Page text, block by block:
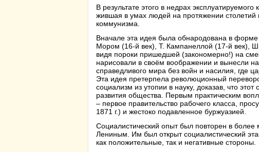
В результате этого в недрах
жившая в умах людей на протяжении столетий
коммунизма.
Вначале эта идея была обнародована в
Мором (16-й век), Т. Кампанеллой (17-й век),
видя пороки пришедшей (закономерно!) на
нарисовали в своём воображении и вынесли
справедливого мира без войн и насилия, где
Эта идея претерпела революционный
социализм из утопии в науку, доказав, что
развития общества. Первым практическим
– первое правительство рабочего класса,
1871 г.) и жестоко подавленное буржуазией.
Социалистический опыт был повторен в более
Лениным. Им был открыт социалистический
как положительные, так и негативные стороны.